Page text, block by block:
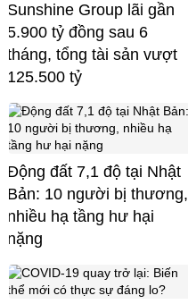
Sunshine Group lãi gần
5.900 tỷ đồng sau 6
tháng, tổng tài sản vượt
125.500 tỷ
Động đất 7,1 độ tại Nhật
Bản: 10 người bị thương,
nhiều hạ tầng hư hại
nặng